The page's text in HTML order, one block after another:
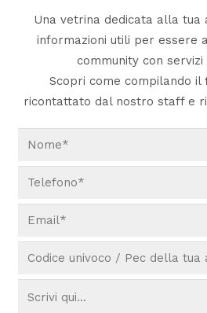
Una vetrina dedicata alla tua
informazioni utili per essere
community con servizi
Scopri come compilando il
ricontattato dal nostro staff e